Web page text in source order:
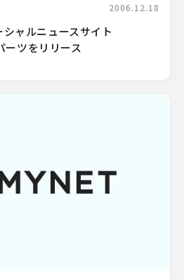
2006.12.18
シャルニュースサイト
ーツをリリース